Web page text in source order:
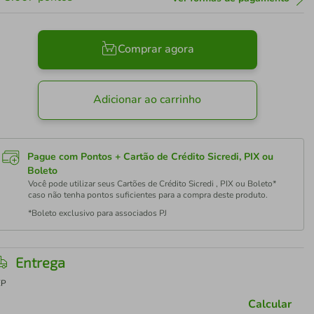
Comprar agora
Adicionar ao carrinho
Pague com Pontos + Cartão de Crédito Sicredi, PIX ou
Boleto
Você pode utilizar seus Cartões de Crédito Sicredi , PIX ou Boleto*
caso não tenha pontos suficientes para a compra deste produto.
*Boleto exclusivo para associados PJ
Entrega
Calcular